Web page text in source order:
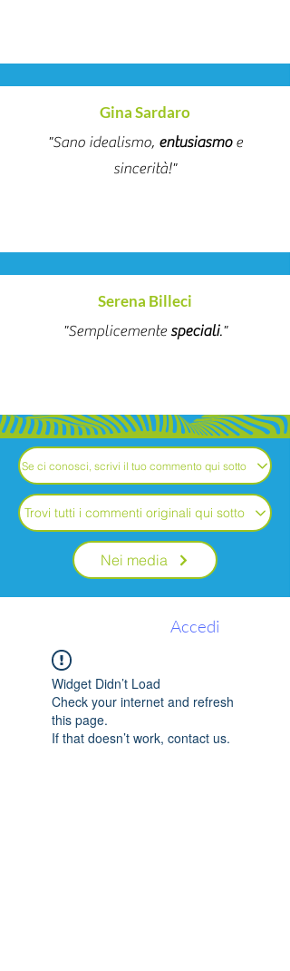
Gina Sardaro
"Sano idealismo, entusiasmoe
sincerità!"
Serena Billeci
"Semplicemente speciali."
Se ci conosci, scrivi il tuo commento qui sotto
Trovi tutti i commenti originali qui sotto
Nei media
Accedi
Widget Didn’t Load
Check your internet and refresh
this page.
If that doesn’t work, contact us.